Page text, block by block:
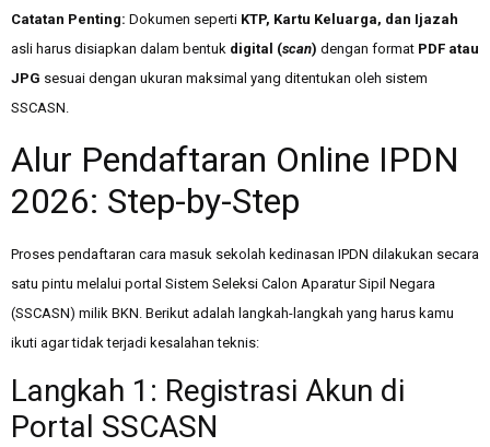
Catatan Penting: Dokumen seperti KTP, Kartu Keluarga, dan Ijazah
asli harus disiapkan dalam bentuk digital (scan) dengan format PDF atau
JPG sesuai dengan ukuran maksimal yang ditentukan oleh sistem
SSCASN.
Alur Pendaftaran Online IPDN
2026: Step-by-Step
Proses pendaftaran cara masuk sekolah kedinasan IPDN dilakukan secara
satu pintu melalui portal Sistem Seleksi Calon Aparatur Sipil Negara
(SSCASN) milik BKN. Berikut adalah langkah-langkah yang harus kamu
ikuti agar tidak terjadi kesalahan teknis:
Langkah 1: Registrasi Akun di
Portal SSCASN